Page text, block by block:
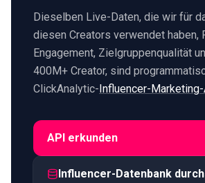
Dieselben Live-Daten, die wir für
diesen Creators verwendet haben,
Engagement, Zielgruppenqualität
400M+ Creator, sind
ClickAnalytic-Influencer-
API erkunden
Influencer-Datenbank